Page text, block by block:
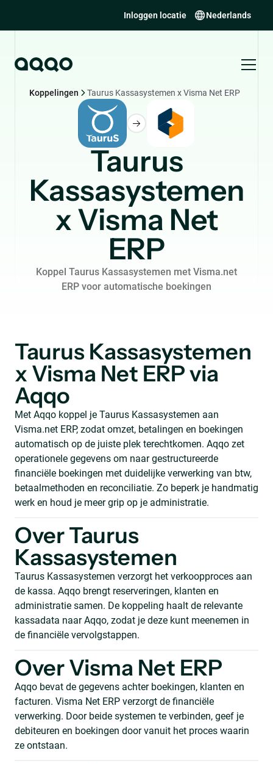
Inloggen locatie Nederlands
Koppelingen Taurus Kassasystemen x Visma Net ERP
Taurus
Kassasystemen
x Visma Net
ERP
Koppel Taurus Kassasystemen met Visma.net
ERP voor automatische boekingen
Taurus Kassasystemen
x Visma Net ERP via
Aqqo
Met Aqqo koppel je Taurus Kassasystemen aan
Visma.net ERP, zodat omzet, betalingen en boekingen
automatisch op de juiste plek terechtkomen. Aqqo zet
operationele gegevens om naar gestructureerde
financiële boekingen met duidelijke verwerking van btw,
betaalmethoden en reconciliatie. Zo beperk je handmatig
werk en houd je meer grip op je administratie.
Over Taurus
Kassasystemen
Taurus Kassasystemen verzorgt het verkoopproces aan
de kassa. Aqqo brengt reserveringen, klanten en
administratie samen. De koppeling haalt de relevante
kassadata naar Aqqo, zodat je deze kunt meenemen in
de financiële vervolgstappen.
Over Visma Net ERP
Aqqo bevat de gegevens achter boekingen, klanten en
facturen. Visma Net ERP verzorgt de financiële
verwerking. Door beide systemen te verbinden, geef je
debiteuren en boekingen door vanuit het proces waarin
ze ontstaan.